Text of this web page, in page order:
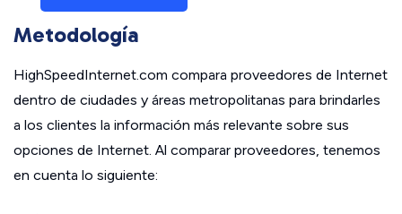
Metodología
HighSpeedInternet.com compara proveedores de Internet
dentro de ciudades y áreas metropolitanas para brindarles
a los clientes la información más relevante sobre sus
opciones de Internet. Al comparar proveedores, tenemos
en cuenta lo siguiente: